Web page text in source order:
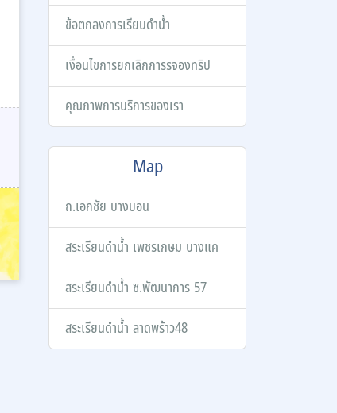
ข้อตกลงการเรียนดำน้ำ
เงื่อนไขการยกเลิกการรจองทริป
คุณภาพการบริการของเรา
Map
ถ.เอกชัย บางบอน
สระเรียนดำน้ำ เพชรเกษม บางแค
สระเรียนดำน้ำ ซ.พัฒนาการ 57
สระเรียนดำน้ำ ลาดพร้าว48